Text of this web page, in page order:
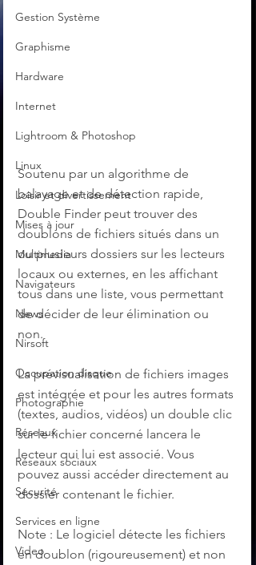
Gestion Système
Graphisme
Hardware
Internet
Lightroom & Photoshop
Linux
Loisir et divertissement
Mises à jour
Multimedia
Navigateurs
News
Nirsoft
Occupation disque
Photographie
Réseaux
Réseaux sociaux
Sécurité
Services en ligne
Video
Soutenu par un algorithme de
balayage et de détection rapide,
Double Finder peut trouver des
doublons de fichiers situés dans un
ou plusieurs dossiers sur les lecteurs
locaux ou externes, en les affichant
tous dans une liste, vous permettant
de décider de leur élimination ou
non.
La prévisualisation de fichiers images
est intégrée et pour les autres formats
(textes, audios, vidéos) un double clic
sur le fichier concerné lancera le
lecteur qui lui est associé. Vous
pouvez aussi accéder directement au
dossier contenant le fichier.
Note : Le logiciel détecte les fichiers
en doublon (rigoureusement) et non